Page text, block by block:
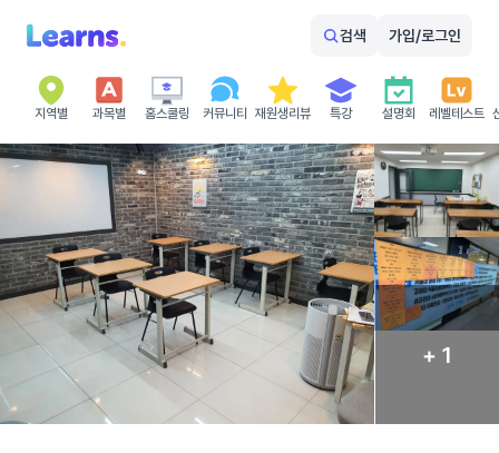
검색 가입/로그인
지역별 과목별 홈스쿨링 커뮤니티 재원생리뷰 특강 설명회 레벨테스트
+ 1